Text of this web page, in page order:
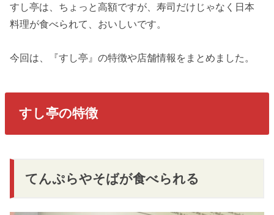
すし亭は、ちょっと高額ですが、寿司だけじゃなく日本
料理が食べられて、おいしいです。
今回は、『すし亭』の特徴や店舗情報をまとめました。
すし亭の特徴
てんぷらやそばが食べられる